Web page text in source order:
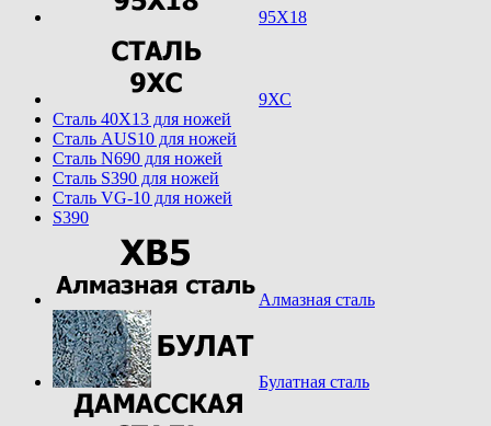
95Х18
9ХС
Cталь 40Х13 для ножей
Cталь AUS10 для ножей
Cталь N690 для ножей
Cталь S390 для ножей
Cталь VG-10 для ножей
S390
Алмазная сталь
Булатная сталь